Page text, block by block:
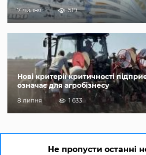
7 липня 519
Нові критерії критичності
означає для агробізнесу
8 липня 1 633
Не пропусти останні